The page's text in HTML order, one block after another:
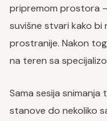
pripremom prostora
suvišne stvari kako
prostranije. Nakon
na teren sa
Sama sesija
stanove do nekoliko